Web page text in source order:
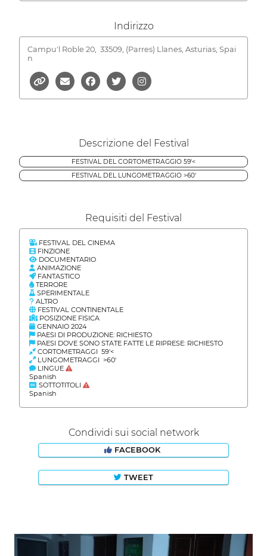
Indirizzo
Campu'l Roble 20, 33509, (Parres) Llanes, Asturias, Spai
n
Descrizione del Festival
FESTIVAL DEL CORTOMETRAGGIO 59'<
FESTIVAL DEL LUNGOMETRAGGIO >60'
Requisiti del Festival
FESTIVAL DEL CINEMA
FINZIONE
DOCUMENTARIO
ANIMAZIONE
FANTASTICO
TERRORE
SPERIMENTALE
ALTRO
FESTIVAL CONTINENTALE
POSIZIONE FISICA
GENNAIO 2024
PAESI DI PRODUZIONE: RICHIESTO
PAESI DOVE SONO STATE FATTE LE RIPRESE: RICHIESTO
CORTOMETRAGGI 59'<
LUNGOMETRAGGI >60'
LINGUE
Spanish
SOTTOTITOLI
Spanish
Condividi sui social network
FACEBOOK
TWEET